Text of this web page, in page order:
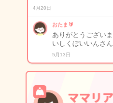
4月20日
おたま🔰
ありがとうござい
いしくぼいいんさ
5月13日